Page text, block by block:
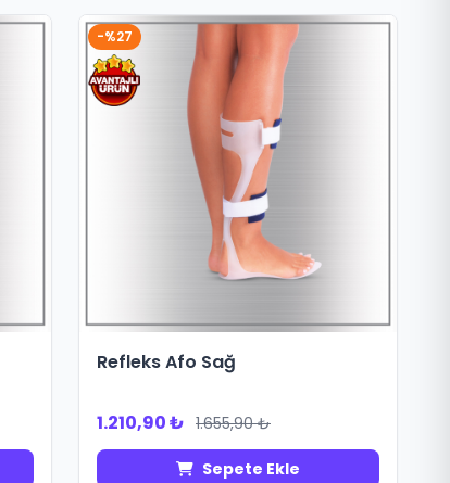
-%27
Refleks Afo Sağ
1.210,90 ₺ 1.655,90 ₺
Sepete Ekle